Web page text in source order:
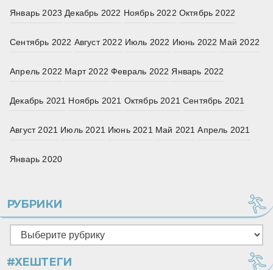
Январь 2023 Декабрь 2022 Ноябрь 2022 Октябрь 2022
Сентябрь 2022 Август 2022 Июль 2022 Июнь 2022 Май 2022
Апрель 2022 Март 2022 Февраль 2022 Январь 2022
Декабрь 2021 Ноябрь 2021 Октябрь 2021 Сентябрь 2021
Август 2021 Июль 2021 Июнь 2021 Май 2021 Апрель 2021
Январь 2020
РУБРИКИ
Рубрики
#ХЕШТЕГИ